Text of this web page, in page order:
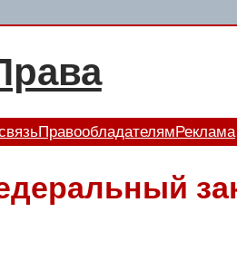
Правообладателям Реклама